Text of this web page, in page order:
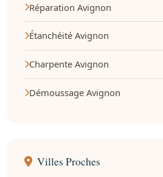
Réparation Avignon
Étanchéité Avignon
Charpente Avignon
Démoussage Avignon
Villes Proches